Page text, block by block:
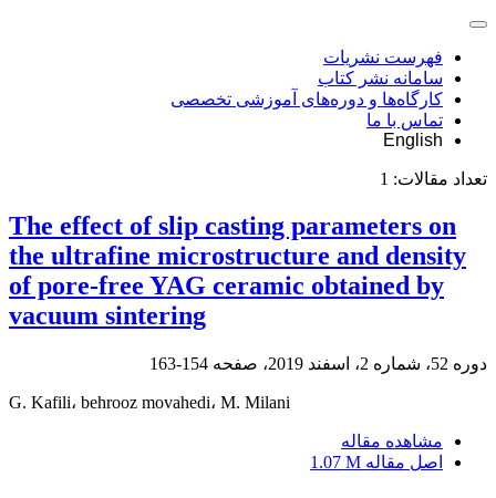
فهرست نشریات
سامانه نشر کتاب
کارگاه‌ها و دوره‌های آموزشی تخصصی
تماس با ما
English
تعداد مقالات: 1
The effect of slip casting parameters on
the ultrafine microstructure and density
of pore-free YAG ceramic obtained by
vacuum sintering
دوره 52، شماره 2، اسفند 2019، صفحه 154-163
G. Kafili، behrooz movahedi، M. Milani
مشاهده مقاله
اصل مقاله 1.07 M